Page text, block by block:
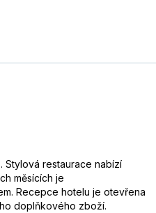
Stylová restaurace nabízí
měsících je
Recepce hotelu je otevřena
doplňkového zboží.